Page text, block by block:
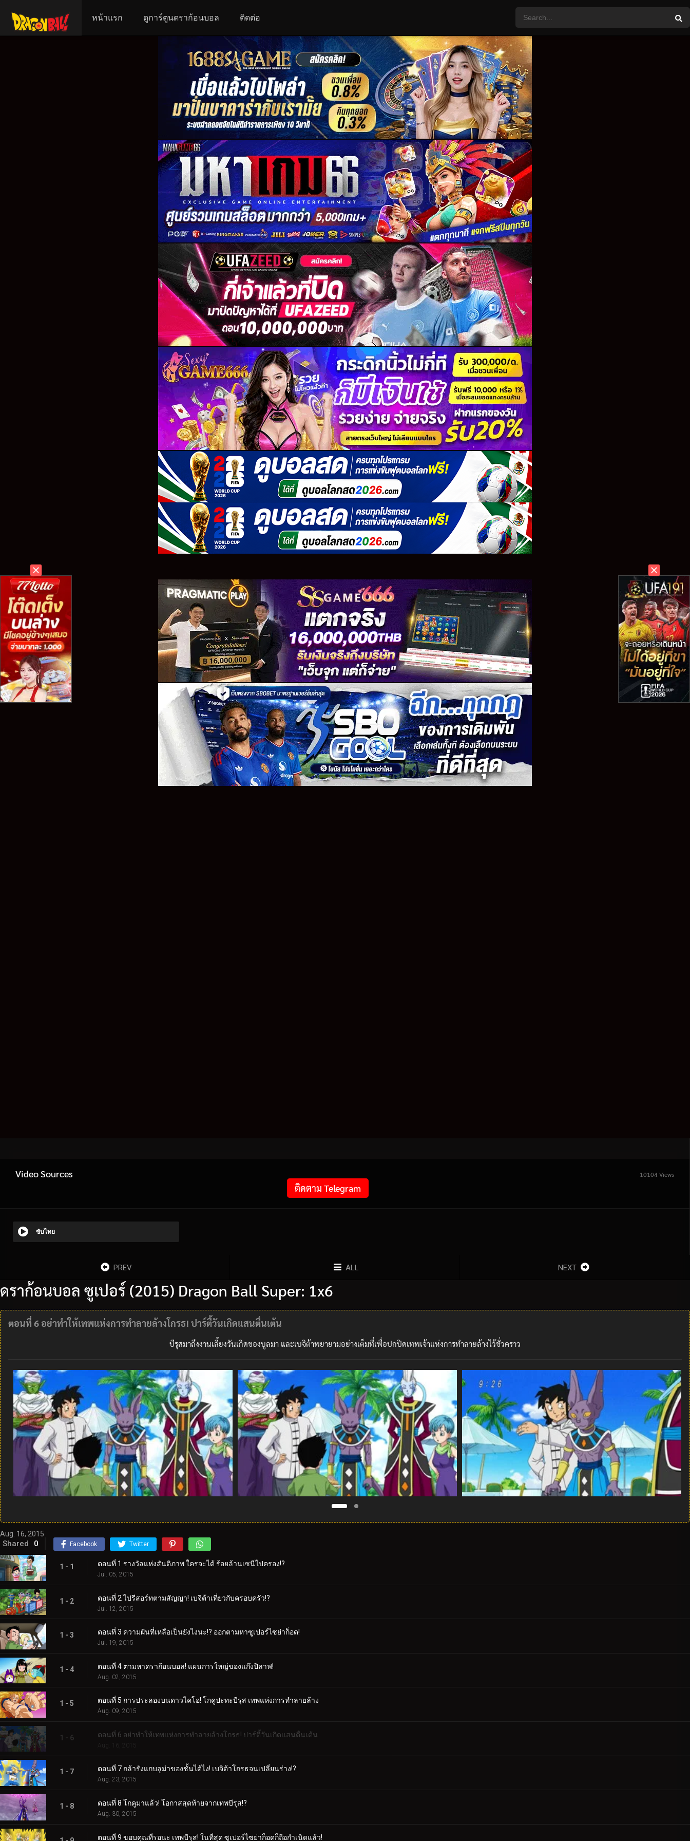
หน้าแรก ดูการ์ตูนดราก้อนบอล ติดต่อ
Video Sources 10104 Views
ติดตาม Telegram
ซับไทย
PREV ALL NEXT
ดราก้อนบอล ซูเปอร์ (2015) Dragon Ball Super: 1x6
ตอนที่ 6 อย่าทำให้เทพแห่งการทำลายล้างโกรธ! ปาร์ตี้วันเกิดแสนตื่นเต้น
บีรุสมาถึงงานเลี้ยงวันเกิดของบูลมา และเบจิต้าพยายามอย่างเต็มที่เพื่อปกปิดเทพเจ้าแห่งการทำลายล้างไว้ชั่วคราว
Aug. 16, 2015
Shared 0 Facebook Twitter
1 - 1 ตอนที่ 1 รางวัลแห่งสันติภาพ ใครจะได้ ร้อยล้านเซนีไปครอง!?
Jul. 05, 2015
1 - 2 ตอนที่ 2 ไปรีสอร์ทตามสัญญา! เบจิต้าเที่ยวกับครอบครัว!?
Jul. 12, 2015
1 - 3 ตอนที่ 3 ความฝันที่เหลือเป็นยังไงนะ!? ออกตามหาซูเปอร์ไซย่าก็อด!
Jul. 19, 2015
1 - 4 ตอนที่ 4 ตามหาดราก้อนบอล! แผนการใหญ่ของแก๊งปิลาฟ!
Aug. 02, 2015
1 - 5 ตอนที่ 5 การประลองบนดาวไคโอ! โกคูปะทะบีรุส เทพแห่งการทำลายล้าง
Aug. 09, 2015
1 - 6 ตอนที่ 6 อย่าทำให้เทพแห่งการทำลายล้างโกรธ! ปาร์ตี้วันเกิดแสนตื่นเต้น
Aug. 16, 2015
1 - 7 ตอนที่ 7 กล้ารังแกบลูม่าของชั้นได้ไง! เบจิต้าโกรธจนเปลี่ยนร่าง!?
Aug. 23, 2015
1 - 8 ตอนที่ 8 โกคูมาแล้ว! โอกาสสุดท้ายจากเทพบีรุส!?
Aug. 30, 2015
ตอนที่ 9 ขอบคุณที่รอนะ เทพบีรุส! ในที่สุด ซูเปอร์ไซย่าก็อดก็ถือกำเนิดแล้ว!